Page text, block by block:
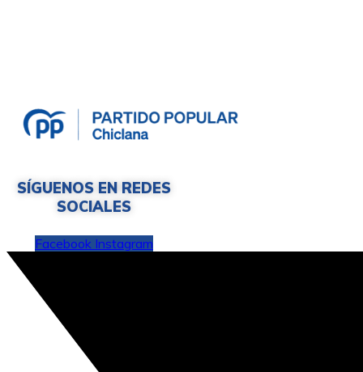
SÍGUENOS EN REDES
SOCIALES
Facebook Instagram